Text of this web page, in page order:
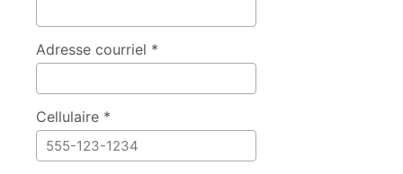
Adresse courriel *
Cellulaire *